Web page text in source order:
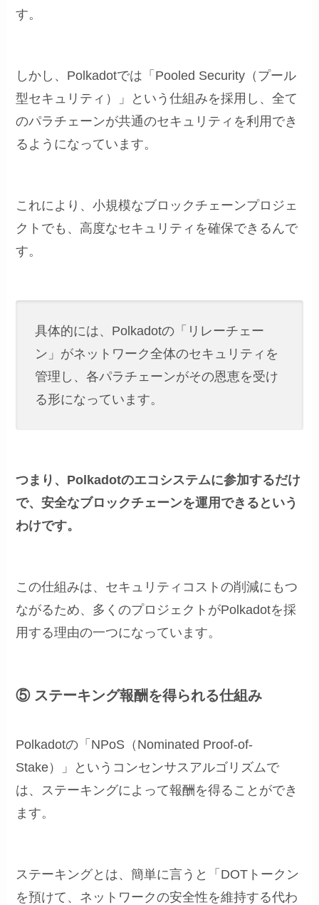
す。
しかし、Polkadotでは「Pooled Security（プール
型セキュリティ）」という仕組みを採用し、全て
のパラチェーンが共通のセキュリティを利用でき
るようになっています。
これにより、小規模なブロックチェーンプロジェ
クトでも、高度なセキュリティを確保できるんで
す。
具体的には、Polkadotの「リレーチェー
ン」がネットワーク全体のセキュリティを
管理し、各パラチェーンがその恩恵を受け
る形になっています。
つまり、Polkadotのエコシステムに参加するだけ
で、安全なブロックチェーンを運用できるという
わけです。
この仕組みは、セキュリティコストの削減にもつ
ながるため、多くのプロジェクトがPolkadotを採
用する理由の一つになっています。
⑤ ステーキング報酬を得られる仕組み
Polkadotの「NPoS（Nominated Proof-of-
Stake）」というコンセンサスアルゴリズムで
は、ステーキングによって報酬を得ることができ
ます。
ステーキングとは、簡単に言うと「DOTトークン
を預けて、ネットワークの安全性を維持する代わ